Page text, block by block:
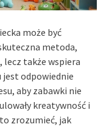
może być
metoda,
także wspiera
jest odpowiednie
aby zabawki nie
kreatywność i
zrozumieć, jak